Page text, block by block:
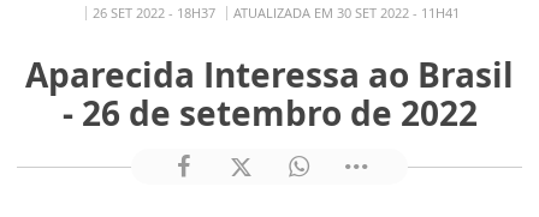
26 SET 2022 - 18H37
ATUALIZADA EM 30 SET 2022 - 11H41
Aparecida Interessa ao Brasil
- 26 de setembro de 2022